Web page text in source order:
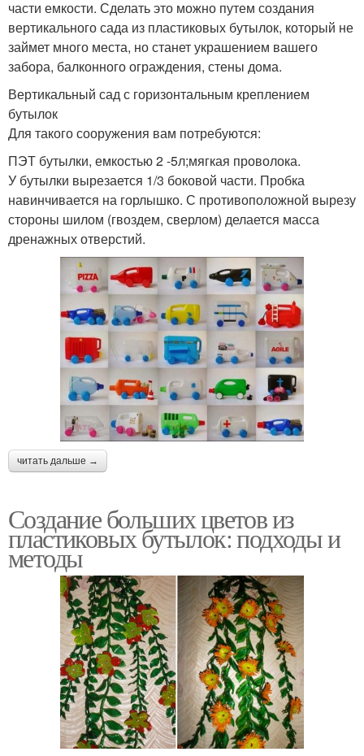
части емкости. Сделать это можно путем создания
вертикального сада из пластиковых бутылок, который не
займет много места, но станет украшением вашего
забора, балконного ограждения, стены дома.
Вертикальный сад с горизонтальным креплением
бутылок
Для такого сооружения вам потребуются:
ПЭТ бутылки, емкостью 2 -5л;мягкая проволока.
У бутылки вырезается 1/3 боковой части. Пробка
навинчивается на горлышко. С противоположной вырезу
стороны шилом (гвоздем, сверлом) делается масса
дренажных отверстий.
читать дальше →
Создание больших цветов из
пластиковых бутылок: подходы и
методы